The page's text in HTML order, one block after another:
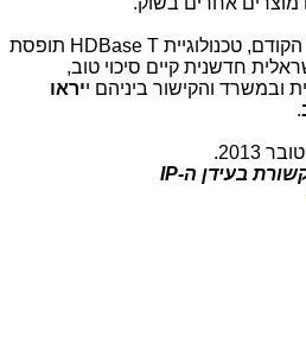
טכנולוגיית HDBase T תופסת
חדשנית קיים סיכוי טוב,
ובמשרד והקישור ביניהם ייראו
.
2013
.
בעידן ה-IP